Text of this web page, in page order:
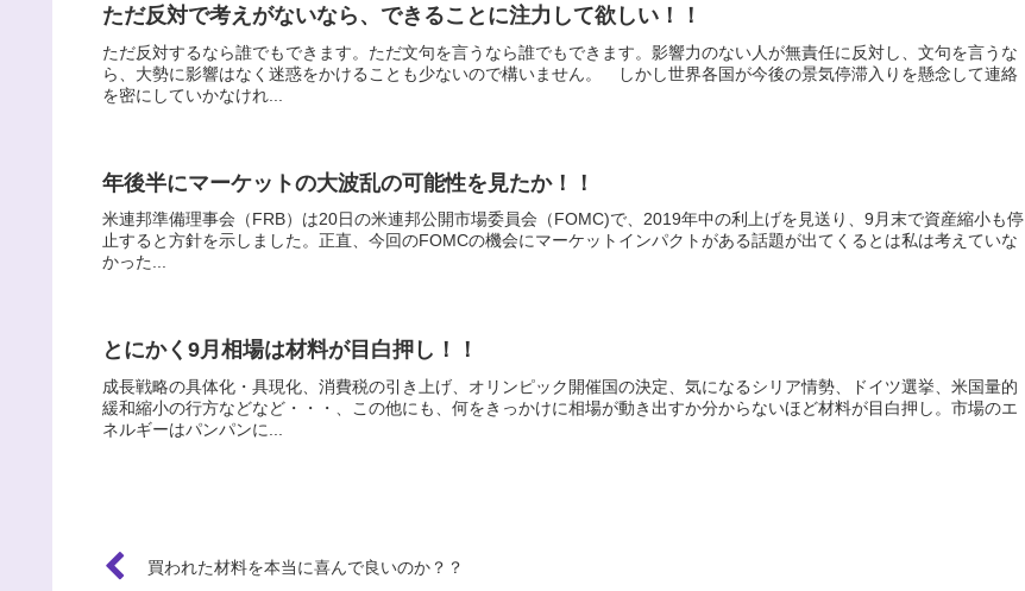
ただ反対で考えがないなら、できることに注力して欲しい！！
ただ反対するなら誰でもできます。ただ文句を言うなら誰でもできます。影響力のない人が無責任に反対し、文句を言うな
ら、大勢に影響はなく迷惑をかけることも少ないので構いません。 しかし世界各国が今後の景気停滞入りを懸念して連絡
を密にしていかなけれ...
年後半にマーケットの大波乱の可能性を見たか！！
米連邦準備理事会（FRB）は20日の米連邦公開市場委員会（FOMC)で、2019年中の利上げを見送り、9月末で資産縮小も停
止すると方針を示しました。正直、今回のFOMCの機会にマーケットインパクトがある話題が出てくるとは私は考えていな
かった...
とにかく9月相場は材料が目白押し！！
成長戦略の具体化・具現化、消費税の引き上げ、オリンピック開催国の決定、気になるシリア情勢、ドイツ選挙、米国量的
緩和縮小の行方などなど・・・、この他にも、何をきっかけに相場が動き出すか分からないほど材料が目白押し。市場のエ
ネルギーはパンパンに...
買われた材料を本当に喜んで良いのか？？